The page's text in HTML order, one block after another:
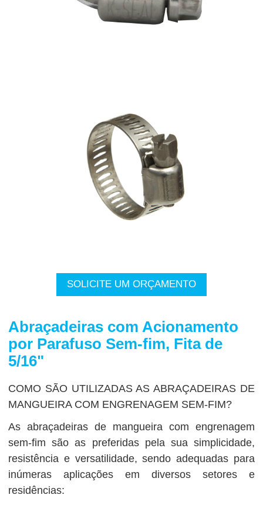
SOLICITE UM ORÇAMENTO
Abraçadeiras com Acionamento
por Parafuso Sem-fim, Fita de
5/16"
COMO SÃO UTILIZADAS AS ABRAÇADEIRAS DE
MANGUEIRA COM ENGRENAGEM SEM-FIM?
As abraçadeiras de mangueira com engrenagem
sem-fim são as preferidas pela sua simplicidade,
resistência e versatilidade, sendo adequadas para
inúmeras aplicações em diversos setores e
residências: